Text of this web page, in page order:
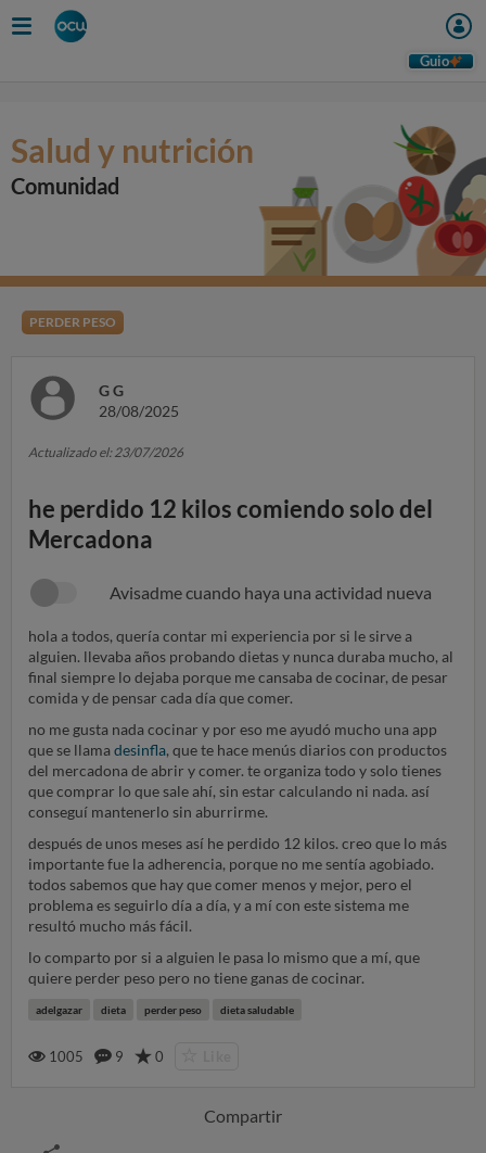
Guio
Salud y nutrición
Comunidad
PERDER PESO
G G
28/08/2025
Actualizado el: 23/07/2026
he perdido 12 kilos comiendo solo del
Mercadona
Avisadme cuando haya una actividad nueva
hola a todos, quería contar mi experiencia por si le sirve a
alguien. llevaba años probando dietas y nunca duraba mucho, al
final siempre lo dejaba porque me cansaba de cocinar, de pesar
comida y de pensar cada día que comer.
no me gusta nada cocinar y por eso me ayudó mucho una app
que se llama desinfla, que te hace menús diarios con productos
del mercadona de abrir y comer. te organiza todo y solo tienes
que comprar lo que sale ahí, sin estar calculando ni nada. así
conseguí mantenerlo sin aburrirme.
después de unos meses así he perdido 12 kilos. creo que lo más
importante fue la adherencia, porque no me sentía agobiado.
todos sabemos que hay que comer menos y mejor, pero el
problema es seguirlo día a día, y a mí con este sistema me
resultó mucho más fácil.
lo comparto por si a alguien le pasa lo mismo que a mí, que
quiere perder peso pero no tiene ganas de cocinar.
adelgazar dieta perder peso dieta saludable
1005 9 0
Compartir